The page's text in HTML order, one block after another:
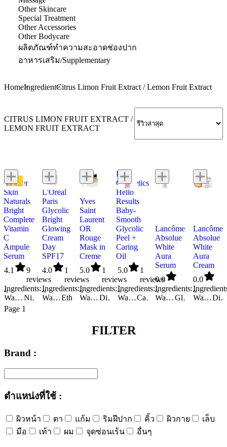
Other Skincare
Special Treatment
Other Accessories
Other Bodycare
ผลิตภัณฑ์ทำความสะอาดช่องปาก
อาหารเสริม/Supplementary
HomeIngredientCitrus Limon Fruit Extract / Lemon Fruit Extract
CITRUS LIMON FRUIT EXTRACT /
LEMON FRUIT EXTRACT
Garnier
Skin
Naturals
Bright
Complete
Vitamin
C
Ampule
Serum
4.1
9
reviews
Ingredients:
Water/Aqua/Eau
Niacinamide Glycerin PEG/PPG/Polybutylene Glycol-8/5/3 Glycerin Butylene Glycol Ascorbyl Glucoside Methyl Gluceth-20 Linalool Geraniol Carbomer Triethanolamine
L'Oréal
Paris
Glycolic
Bright
Glowing
Cream
Day
SPF17
4.0
1
reviews
Ingredients:
Water/Aqua/Eau
Ethylhexyl Methoxycinnamate Glycerin Isohexadecane Cyclohexasiloxane Ammonium Polyacryloyldimethyl Taurate Pentaerythrityl Tetraethylhexanoate Titanium Dioxide Glyceryl Stearate
Yves
Saint
Laurent
OR
Rouge
Mask in
Creme
5.0
1
reviews
Ingredients:
Water/Aqua/Eau
Dimethiconol Zea Mays (Corn) Germ Oil Glycerin Elaeis Guineensis Oil Elaeis Guineensis (Palm) Oil Butyrospermum Parkii Butter/Shea Butter
It
Cosmetics
Hello
Results
Baby-
Smooth
Glycolic
Peel +
Caring
Oil
5.0
1
reviews
Ingredients:
Water/Aqua/Eau
Caprylic/Capric Triglyceride Limnanthes Alba Seed Oil / Meadowfoam Seed Oil Isononyl Isononanoate Glycolic Acid
Lancôme
Absolue
White
Aura
Serum
0.0
Ingredients:
Water/Aqua/Eau
Glycerin Butylene Glycol
Lancôme
Absolue
White
Aura
Cream
0.0
Water/Aqua/Eau
Page 1
FILTER
Brand :
ตำแหน่งที่ใช้ :
ผิวหน้า ตา แก้ม ริมฝีปาก คิ้ว ผิวกาย
เล็บ
มือ
เท้า ผม จุดซ่อนเร้น อื่นๆ